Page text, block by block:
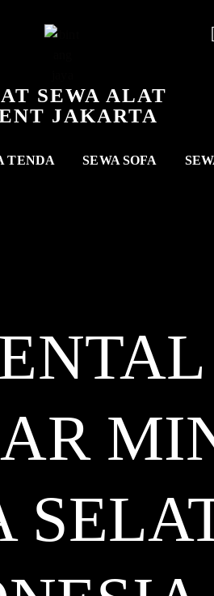
SEWA ALAT
JAKARTA
TENDA SEWA SOFA